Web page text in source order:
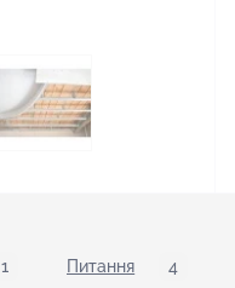
1 Питання 4